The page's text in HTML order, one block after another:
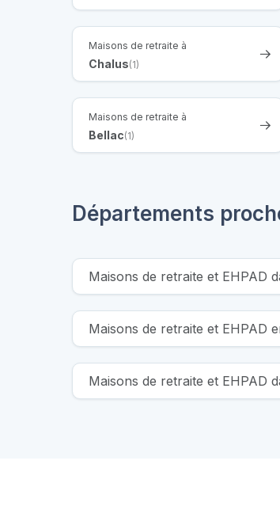
Maisons de retraite à
Chalus(1)
Maisons de retraite à
Bellac(1)
Départements
Maisons de retraite et EHPAD
Maisons de retraite et EHPAD
Maisons de retraite et EHPAD